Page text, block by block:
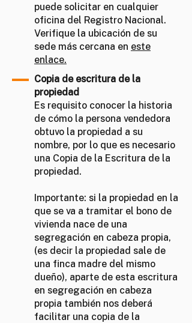
puede solicitar en cualquier
oficina del Registro Nacional.
Verifique la ubicación de su
sede más cercana en este
enlace.
Copia de escritura de la
propiedad
Es requisito conocer la historia
de cómo la persona vendedora
obtuvo la propiedad a su
nombre, por lo que es necesario
una Copia de la Escritura de la
propiedad.
Importante: si la propiedad en la
que se va a tramitar el bono de
vivienda nace de una
segregación en cabeza propia,
(es decir la propiedad sale de
una finca madre del mismo
dueño), aparte de esta escritura
en segregación en cabeza
propia también nos deberá
facilitar una copia de la